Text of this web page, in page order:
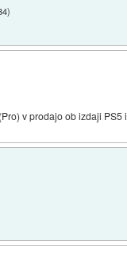
)
v prodajo ob izdaji